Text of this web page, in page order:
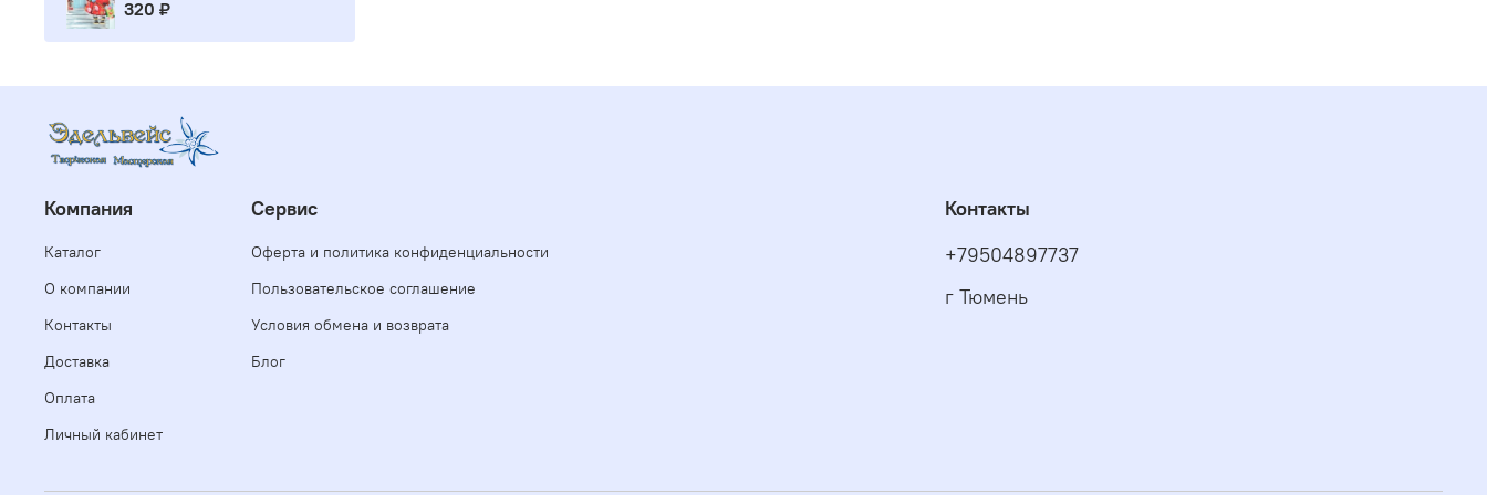
320 ₽
Компания
Каталог
О компании
Контакты
Доставка
Оплата
Личный кабинет
Сервис
Оферта и политика конфиденциальности
Пользовательское соглашение
Условия обмена и возврата
Блог
Контакты
+79504897737
г Тюмень